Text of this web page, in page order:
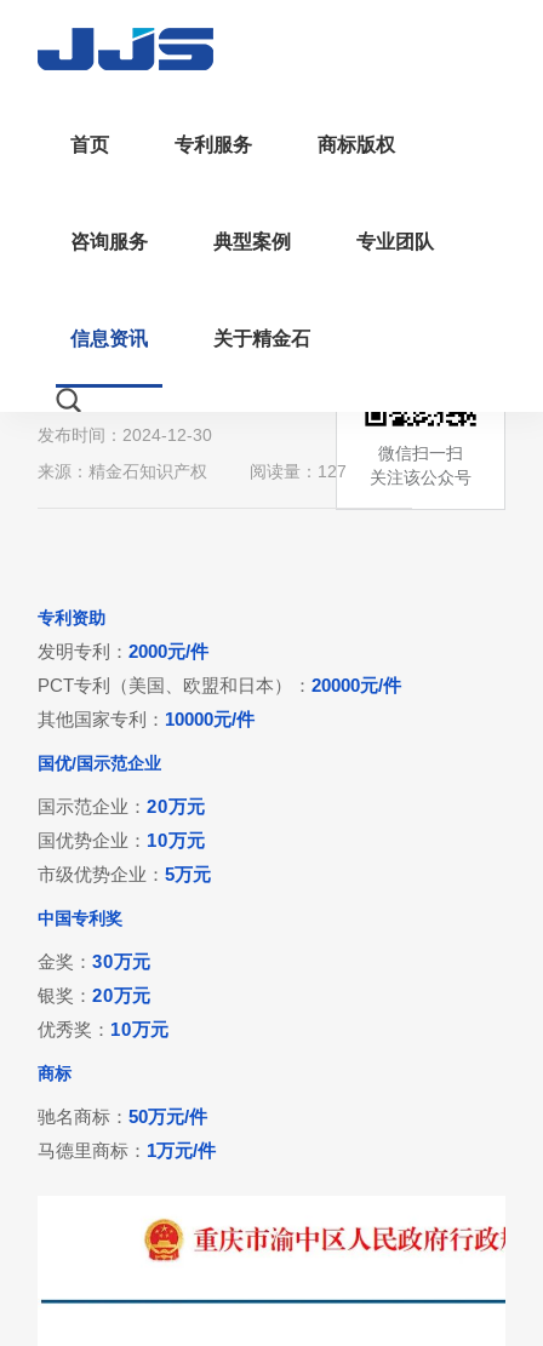
首页 专利服务 商标版权
咨询服务 典型案例 专业团队
信息资讯 关于精金石
及奖励办法（试行）的通
发布时间：2024-12-30
来源：精金石知识产权
阅读量：127
专利资助
发明专利：2000元/件
PCT专利（美国、欧盟和日本） ： 20000元/件
其他国家专利： 10000元/件
国优/国示范企业
国示范企业：20万元
国优势企业： 10万元
市级优势企业：5万元
中国专利奖
金奖：30万元
银奖：20万元
优秀奖： 10万元
商标
驰名商标：50万元/件
马德里商标： 1万元/件
微信扫一扫
关注该公众号